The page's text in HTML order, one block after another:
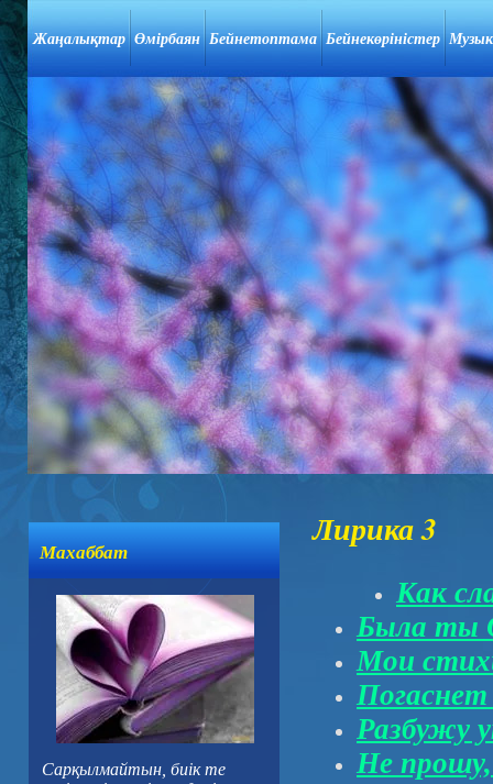
Жаңалықтар Өмірбаян Бейнетоптама Бейнекөріністер
Махаббат
Сарқылмайтын, биік те
Лирика 3
Как
Была ты
Мои
Погаснет
Разбужу
Не